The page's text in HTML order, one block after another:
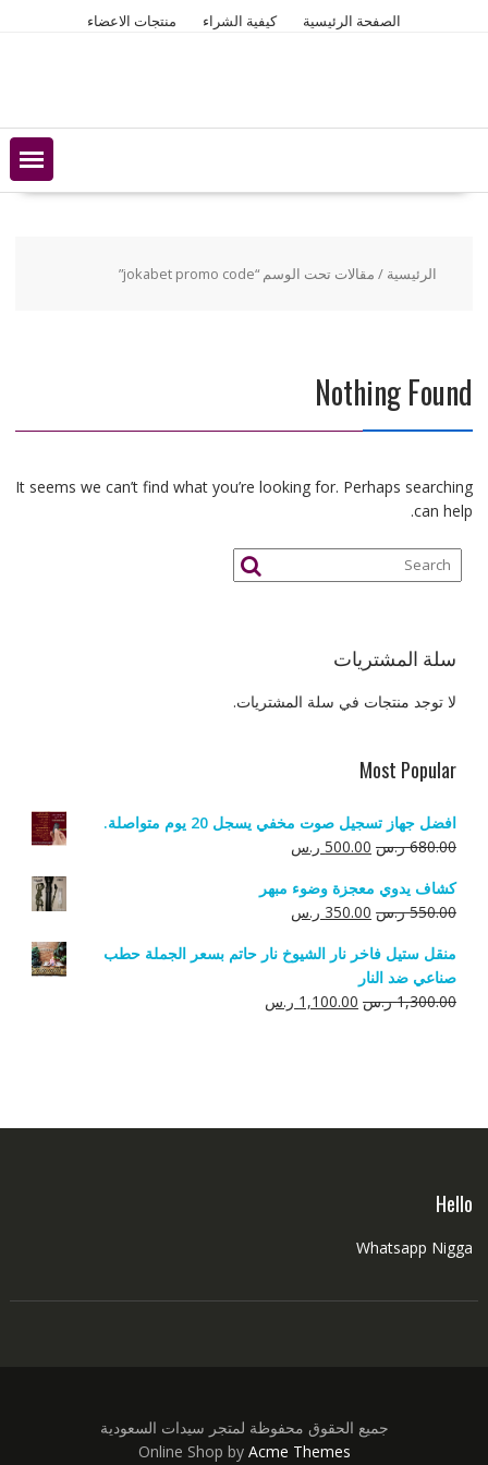
الصفحة الرئيسية كيفية الشراء منتجات الاعضاء
الرئيسية / مقالات تحت الوسم “jokabet promo code”
Nothing Found
It seems we can’t find what you’re looking for. Perhaps searching
can help.
سلة المشتريات
لا توجد منتجات في سلة المشتريات.
Most Popular
افضل جهاز تسجيل صوت مخفي يسجل 20 يوم متواصلة.
680.00 ر.س السعر
هو:
680.00 ر.س.
500.00 ر.سالسعر
هو:
500.00 ر.س.
كشاف يدوي معجزة وضوء مبهر
550.00 ر.س السعر
هو:
550.00 ر.س.
350.00 ر.سالسعر
هو:
منقل ستيل فاخر نار الشيوخ نار حاتم بسعر الجملة حطب
صناعي ضد النار
1,300.00 ر.س السعر
1,100.00 ر.سالسعر
Hello
Whatsapp Nigga
جميع الحقوق محفوظة لمتجر سيدات السعودية
Online Shop by Acme Themes